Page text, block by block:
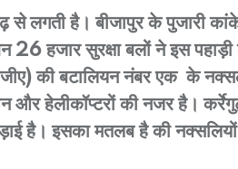
से लगती है। बीजापुर के पुजारी
26 हजार सुरक्षा बलों ने इस
की बटालियन नंबर एक के
हेलीकॉप्टरों की नजर है।
है। इसका मतलब है की